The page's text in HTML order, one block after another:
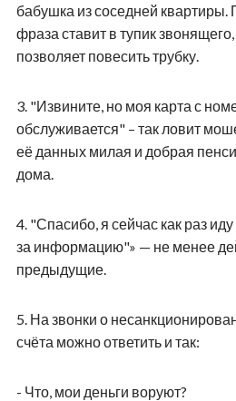
бабушка из соседней квартиры.
фраза ставит в тупик
позволяет повесить трубку.
3. "Извините, но моя карта с
обслуживается" – так ловит
её данных милая и добрая
дома.
4. "Спасибо, я сейчас как раз
за информацию"» — не менее
предыдущие.
5. На звонки о
счёта можно ответить и так:
- Что, мои деньги воруют?